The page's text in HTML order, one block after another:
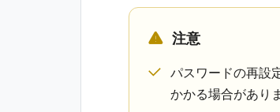
注意
パスワードの再設
かかる場合があり